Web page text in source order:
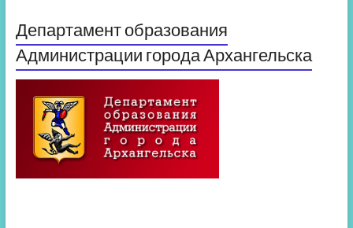
Департамент образования
Администрации города Архангельска